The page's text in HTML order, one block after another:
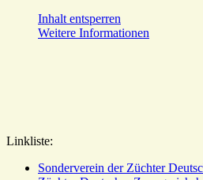
Inhalt entsperren
Weitere Informationen
Linkliste:
Sonderverein der Züchter